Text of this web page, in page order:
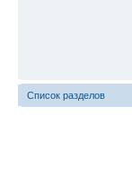
Список разделов